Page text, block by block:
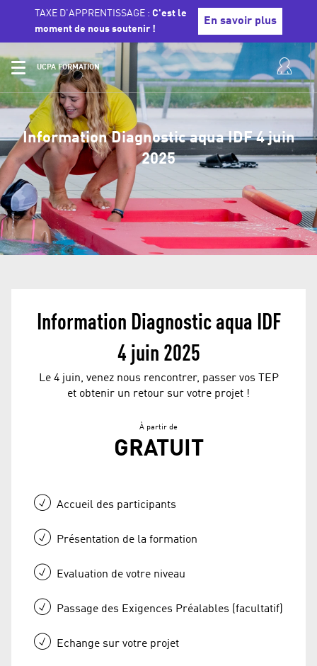
TAXE D'APPRENTISSAGE :C'est le
moment de nous soutenir !
En savoir plus
UCPA FORMATION
Information Diagnostic aqua IDF 4 juin
2025
Information Diagnostic aqua IDF
4 juin 2025
Le 4 juin, venez nous rencontrer, passer vos TEP
et obtenir un retour sur votre projet !
À partir de
GRATUIT
Accueil des participants
Présentation de la formation
Evaluation de votre niveau
Passage des Exigences Préalables (facultatif)
Echange sur votre projet